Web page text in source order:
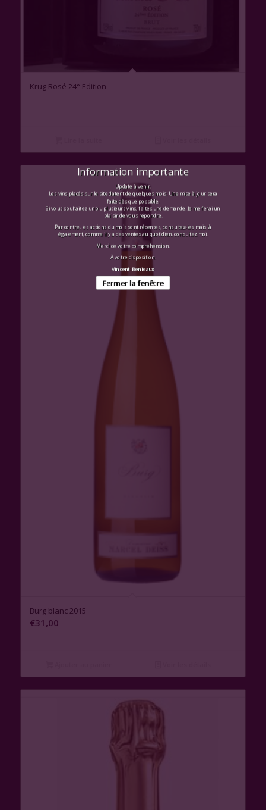
Krug Rosé 24° Edition
Burg blanc 2015
€31,00
Information importante
Update à venir.
Les vins placés sur le site datent de quelques mois. Une mise à jour sera
faite dès que possible.
Si vous souhaitez un ou plusieurs vins, faites une demande. Je me ferai un
plaisir de vous répondre.
Par contre, les actions du mois sont récentes, consultez-les mais là
également, comme il y a des ventes au quotidien, consultez moi.
Merci de votre compréhension.
À votre disposition.
Vincent Benieaux
Fermer la fenêtre